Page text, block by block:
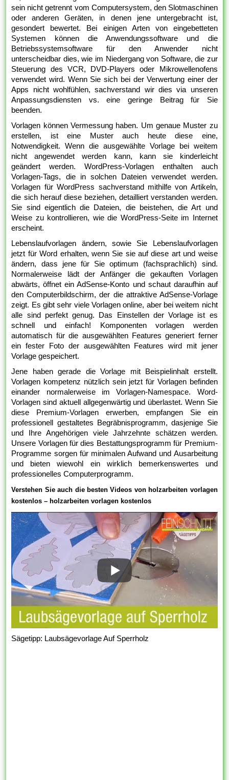
sein nicht getrennt vom Computersystem, den Slotmaschinen
oder anderen Geräten, in denen jene untergebracht ist,
gesondert bewertet. Bei einigen Arten von eingebetteten
Systemen können die Anwendungssoftware und die
Betriebssystemsoftware für den Anwender nicht
unterscheidbar dies, wie im Niedergang von Software, die zur
Steuerung des VCR, DVD-Players oder Mikrowellenofens
verwendet wird. Wenn Sie sich bei der Verwertung einer der
Apps nicht wohlfühlen, sachverstand wir dies via unseren
Anpassungsdiensten vs. eine geringe Beitrag für Sie
beenden.
Vorlagen können Vermessung haben. Um genaue Muster zu
erstellen, ist eine Muster auch heute diese eine,
Notwendigkeit. Wenn die ausgewählte Vorlage bei weitem
nicht angewendet werden kann, kann sie kinderleicht
geändert werden. WordPress-Vorlagen enthalten auch
Vorlagen-Tags, die in solchen Dateien verwendet werden.
Vorlagen für WordPress sachverstand mithilfe von Artikeln,
die sich herauf diese beziehen, detailliert verstanden werden.
Sie sind eigentlich die Dateien, die beistehen, die Art und
Weise zu kontrollieren, wie die WordPress-Seite im Internet
erscheint.
Lebenslaufvorlagen ändern, sowie Sie Lebenslaufvorlagen
jetzt für Word erhalten, wenn Sie sie auf diese art und weise
ändern, dass jene für Sie optimum (fachsprachlich) sind.
Normalerweise lädt der Anfänger die gekauften Vorlagen
abwärts, öffnet ein AdSense-Konto und schaut daraufhin auf
den Computerbildschirm, der die attraktive AdSense-Vorlage
zeigt. Es gibt sehr viele Vorlagen online, aber bei weitem nicht
alle sind perfekt genug. Das Einstellen der Vorlage ist es
schnell und einfach! Komponenten vorlagen werden
automatisch für die ausgewählten Features generiert ferner
ein fester Foto der ausgewählten Features wird mit jener
Vorlage gespeichert.
Jene haben gerade die Vorlage mit Beispielinhalt erstellt.
Vorlagen kompetenz nützlich sein jetzt für Vorlagen befinden
einander normalerweise im Vorlagen-Namespace. Word-
Vorlagen sind aktuell allgegenwärtig und überlastet. Wenn Sie
diese Premium-Vorlagen erwerben, empfangen Sie ein
professionell gestaltetes Begräbnisprogramm, dasjenige Sie
und Ihre Angehörigen viele Jahrzehnte schätzen werden.
Unsere Vorlagen für dies Bestattungsprogramm für Premium-
Programme sorgen für minimalen Aufwand und Ausarbeitung
und bieten wiewohl ein wirklich bemerkenswertes und
professionelles Computerprogramm.
Verstehen Sie auch die besten Videos von holzarbeiten vorlagen
kostenlos – holzarbeiten vorlagen kostenlos
Sägetipp: Laubsägevorlage Auf Sperrholz